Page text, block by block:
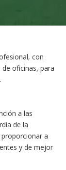
con
oficinas, para
a las
de la
a
y de mejor